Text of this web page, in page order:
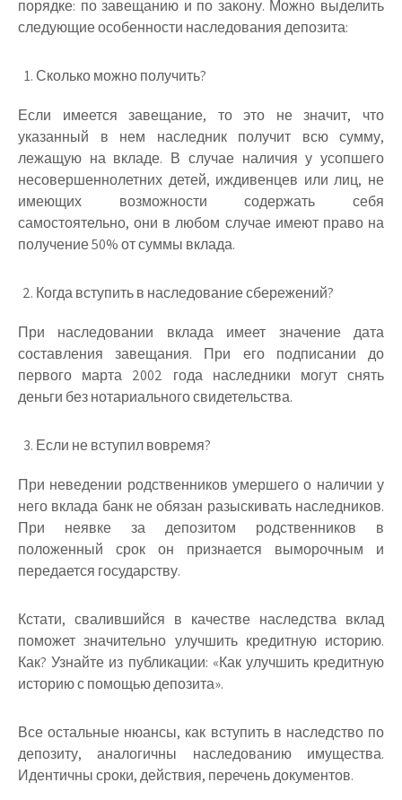
порядке: по завещанию и по закону. Можно выделить
следующие особенности наследования депозита:
Сколько можно получить?
Если имеется завещание, то это не значит, что
указанный в нем наследник получит всю сумму,
лежащую на вкладе. В случае наличия у усопшего
несовершеннолетних детей, иждивенцев или лиц, не
имеющих возможности содержать себя
самостоятельно, они в любом случае имеют право на
получение 50% от суммы вклада.
Когда вступить в наследование сбережений?
При наследовании вклада имеет значение дата
составления завещания. При его подписании до
первого марта 2002 года наследники могут снять
деньги без нотариального свидетельства.
Если не вступил вовремя?
При неведении родственников умершего о наличии у
него вклада банк не обязан разыскивать наследников.
При неявке за депозитом родственников в
положенный срок он признается выморочным и
передается государству.
Кстати, свалившийся в качестве наследства вклад
поможет значительно улучшить кредитную историю.
Как? Узнайте из публикации: «Как улучшить кредитную
историю с помощью депозита».
Все остальные нюансы, как вступить в наследство по
депозиту, аналогичны наследованию имущества.
Идентичны сроки, действия, перечень документов.